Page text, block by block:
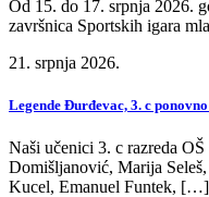
Od 15. do 17. srpnja 2026.
završnica Sportskih igara
21. srpnja 2026.
Legende Đurđevac, 3. c
Naši učenici 3. c razreda
Domišljanović, Marija
Kucel, Emanuel Funtek, […]